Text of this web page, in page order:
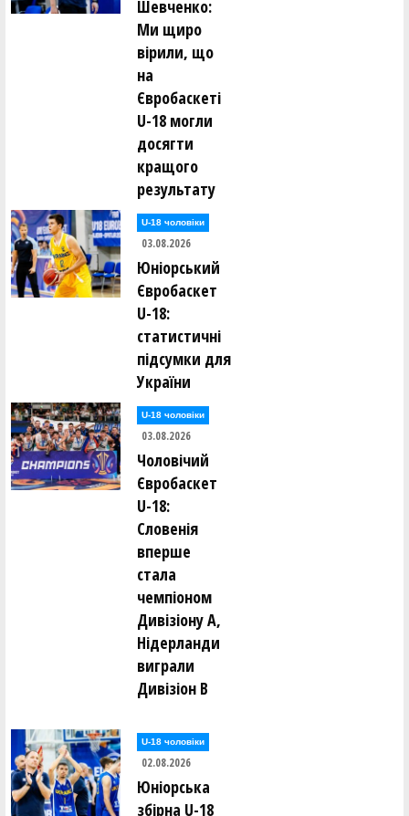
Шевченко:
Ми щиро
вірили, що
на
Євробаскеті
U-18 могли
досягти
кращого
результату
U-18 чоловіки
03.08.2026
Юніорський
Євробаскет
U-18:
статистичні
підсумки для
України
U-18 чоловіки
03.08.2026
Чоловічий
Євробаскет
U-18:
Словенія
вперше
стала
чемпіоном
Дивізіону А,
Нідерланди
виграли
Дивізіон В
U-18 чоловіки
02.08.2026
Юніорська
збірна U-18